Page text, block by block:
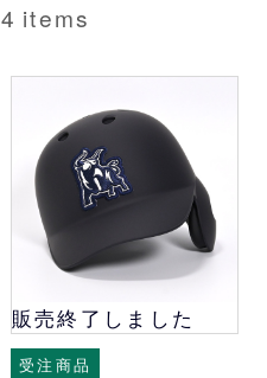
4 items
販売終了しました
受注商品